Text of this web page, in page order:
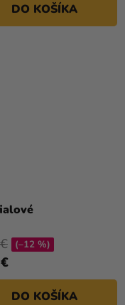
DO KOŠÍKA
(–12 %)
DO KOŠÍKA